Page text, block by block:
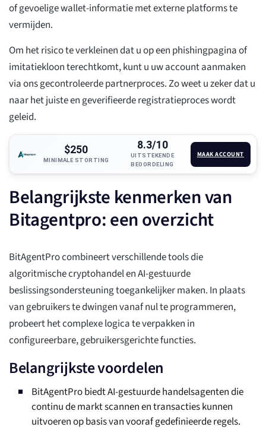
of gevoelige wallet-informatie met externe platforms te
vermijden.
Om het risico te verkleinen dat u op een phishingpagina of
imitatiekloon terechtkomt, kunt u uw account aanmaken
via ons gecontroleerde partnerproces. Zo weet u zeker dat u
naar het juiste en geverifieerde registratieproces wordt
geleid.
$250
MINIMALE STORTING
8.3/10
UITSTEKENDE
BEOORDELING
MAAK ACCOUNT
Belangrijkste kenmerken van
Bitagentpro: een overzicht
BitAgentPro combineert verschillende tools die
algoritmische cryptohandel en AI-gestuurde
beslissingsondersteuning toegankelijker maken. In plaats
van gebruikers te dwingen vanaf nul te programmeren,
probeert het complexe logica te verpakken in
configureerbare, gebruikersgerichte functies.
Belangrijkste voordelen
BitAgentPro biedt AI-gestuurde handelsagenten die
continu de markt scannen en transacties kunnen
uitvoeren op basis van vooraf gedefinieerde regels.